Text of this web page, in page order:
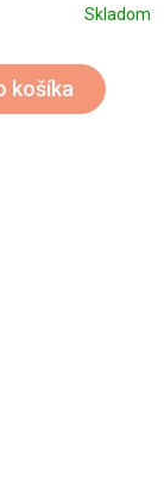
Skladom
košíka